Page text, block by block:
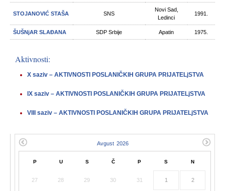
STOJANOVIĆ STAŠA SNS
Novi Sad,
Ledinci
1991.
ŠUŠNjAR SLAĐANA SDP Srbije Apatin 1975.
Aktivnosti:
X saziv – AKTIVNOSTI POSLANIČKIH GRUPA PRIJATELjSTVA
IX saziv – AKTIVNOSTI POSLANIČKIH GRUPA PRIJATELjSTVA
VIII saziv – AKTIVNOSTI POSLANIČKIH GRUPA PRIJATELjSTVA
P U S Č P S N
27 28 29 30 31 1 2